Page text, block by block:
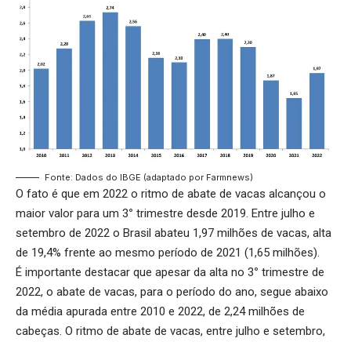
Fonte: Dados do IBGE (adaptado por Farmnews)
O fato é que em 2022 o ritmo de abate de vacas alcançou o
maior valor para um 3° trimestre desde 2019. Entre julho e
setembro de 2022 o Brasil abateu 1,97 milhões de vacas, alta
de 19,4% frente ao mesmo período de 2021 (1,65 milhões).
É importante destacar que apesar da alta no 3° trimestre de
2022, o abate de vacas, para o período do ano, segue abaixo
da média apurada entre 2010 e 2022, de 2,24 milhões de
cabeças. O ritmo de abate de vacas, entre julho e setembro,